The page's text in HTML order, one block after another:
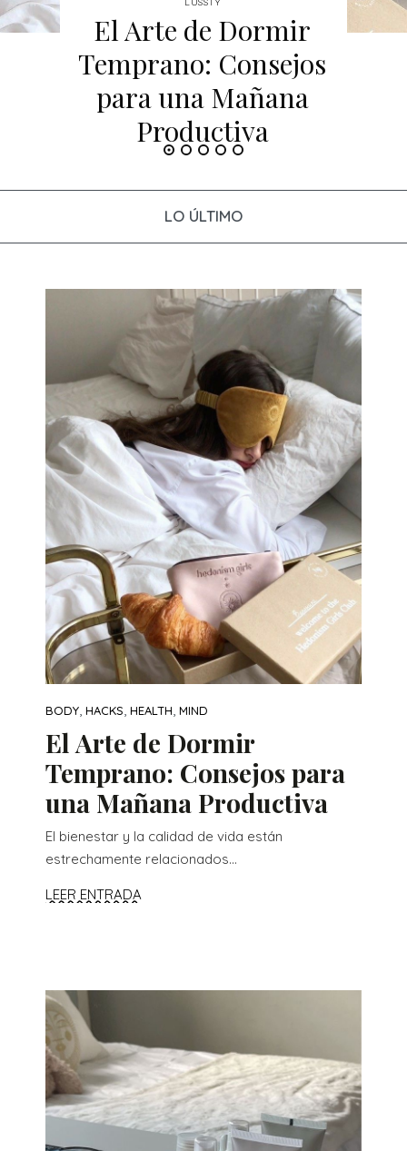
El Arte de Dormir
Temprano: Consejos
para una Mañana
Productiva
LUSSTY
LO ÚLTIMO
BODY, HACKS, HEALTH, MIND
El Arte de Dormir
Temprano: Consejos para
una Mañana Productiva
El bienestar y la calidad de vida están
estrechamente relacionados...
LEER ENTRADA